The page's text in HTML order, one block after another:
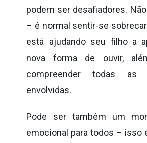
podem ser desafiadores.
– é normal sentir-se
está ajudando seu filho a
nova forma de ouvir,
compreender todas as
envolvidas.
Pode ser também um
emocional para todos – isso